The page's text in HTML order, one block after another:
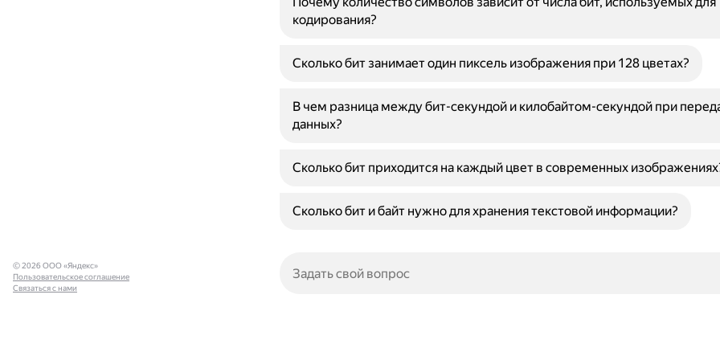
кодирования?
Сколько бит занимает один пиксель изображения при 128 цветах?
В чем разница между бит-секундой и килобайтом-секундой при
данных?
Сколько бит приходится на каждый цвет в современных
Сколько бит и байт нужно для хранения текстовой информации?
© 2026 ООО «Яндекс»
Пользовательское соглашение
Связаться с нами